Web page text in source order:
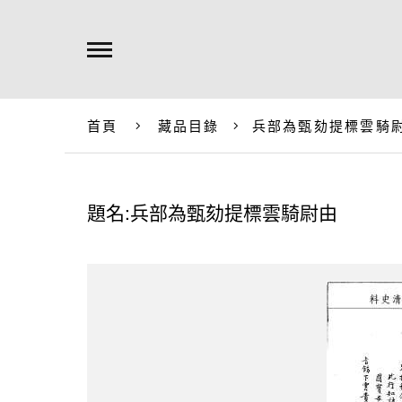
首頁 藏品目錄 兵部為甄劾提標雲騎
題名:兵部為甄劾提標雲騎尉由